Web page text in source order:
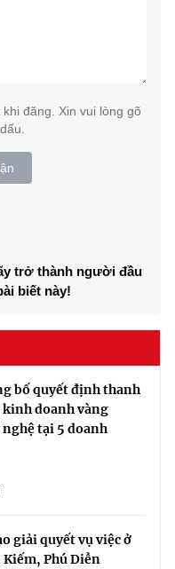
đăng. Xin vui lòng gõ
trở thành người đầu
biết này!
bố quyết định thanh
doanh vàng
tại 5 doanh
giải quyết vụ việc ở
Phú Diễn